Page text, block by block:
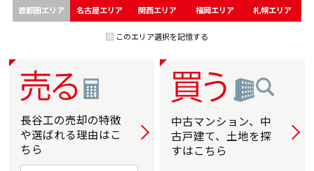
長谷工の売却の特徴
や選ばれる理由はこ
ちら
詳しく
中古マンション、中
古戸建て、土地を探
すはこちら
首都圏エリア 名古屋エリア 関西エリア 福岡エリア 札幌エリア
このエリア選択を記憶する